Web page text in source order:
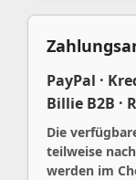
PayPal ·
Billie B2B ·
Die
teilweise
werden im